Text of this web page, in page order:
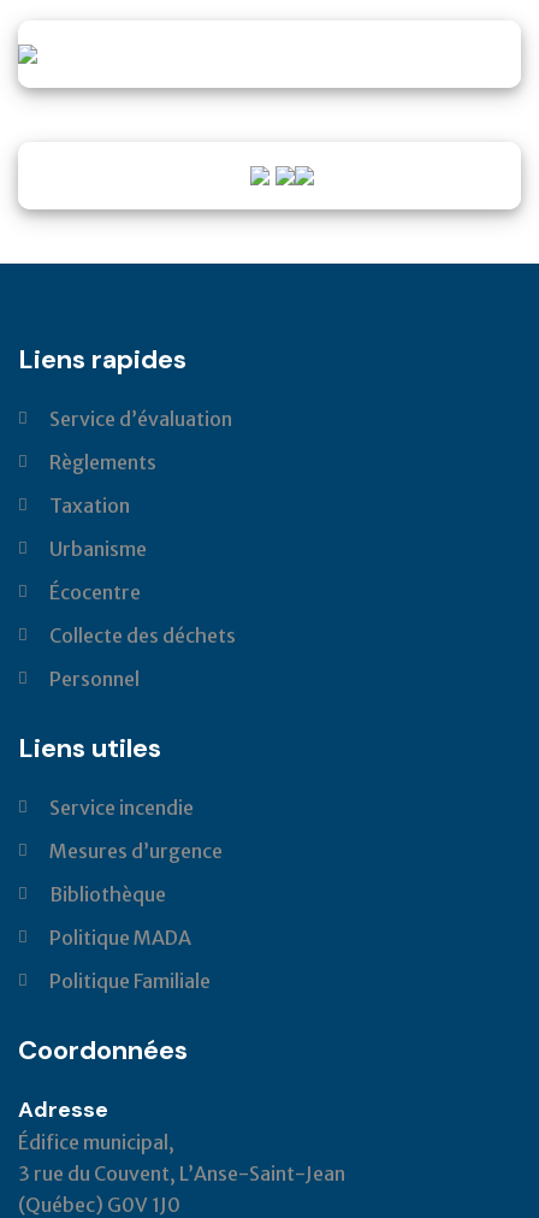
Liens rapides
Service d’évaluation
Règlements
Taxation
Urbanisme
Écocentre
Collecte des déchets
Personnel
Liens utiles
Service incendie
Mesures d’urgence
Bibliothèque
Politique MADA
Politique Familiale
Coordonnées
Adresse
Édifice municipal,
3 rue du Couvent, L’Anse-Saint-Jean
(Québec) G0V 1J0